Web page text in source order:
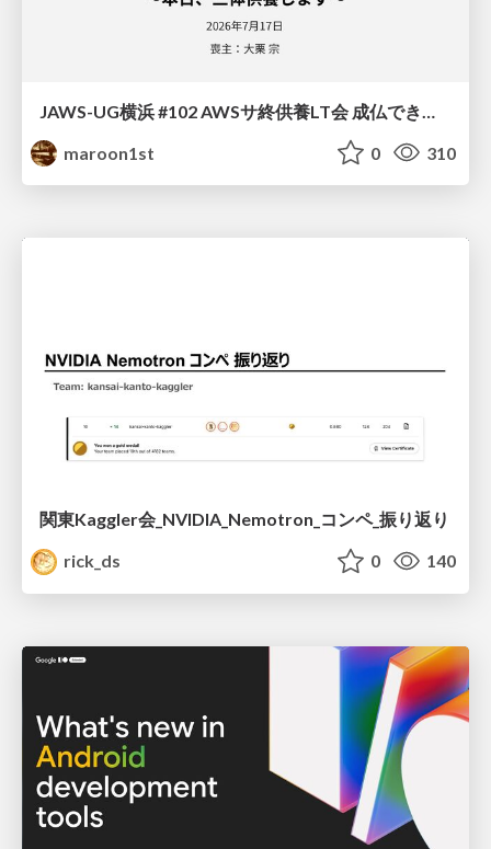
maroon1st
0 310
関東Kaggler会_NVIDIA_Nemotron_コンペ_振り返り
rick_ds
0 140